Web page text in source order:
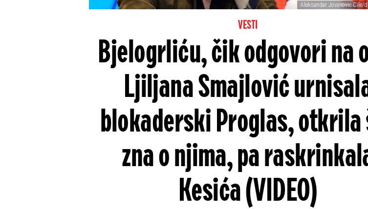
Aleksandar Jovanović Cile/
VESTI
Bjelogrliću, čik odgovori na
Ljiljana Smajlović
blokaderski Proglas, otkrila
zna o njima, pa
Kesića (VIDEO)